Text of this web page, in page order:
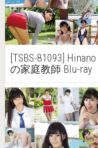
[TSBS-81093]
の家庭教師 Blu-ray